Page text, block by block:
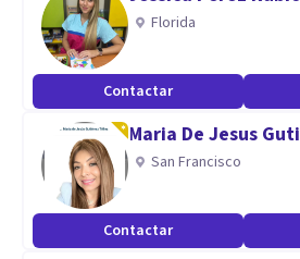
Florida
Contactar
Maria De Jesus
San Francisco
Contactar